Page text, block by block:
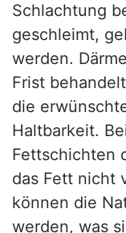
Schlachtung
geschleimt,
werden.
Frist
die
Haltbarkeit.
Fettschichten
das Fett nicht
können die
werden, was